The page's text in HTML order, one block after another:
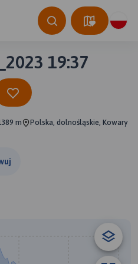
19:37
m Polska, dolnośląskie, Kowary